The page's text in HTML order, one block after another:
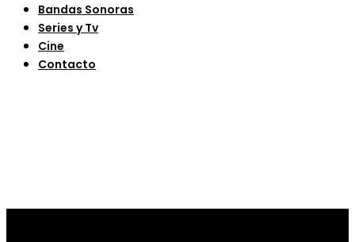
Bandas Sonoras
Series y Tv
Cine
Contacto